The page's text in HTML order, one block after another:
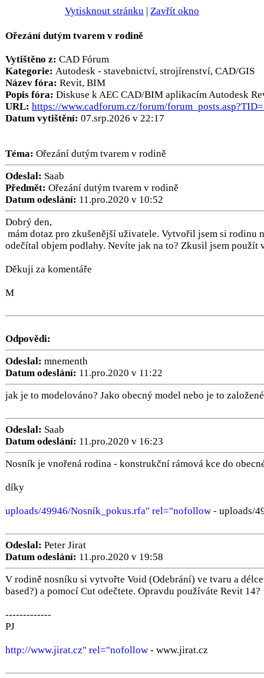
Vytisknout stránku | Zavřít okno
Ořezání dutým tvarem v rodině
Vytištěno z: CAD Fórum
Kategorie: Autodesk - stavebnictví, strojírenství, CAD/GIS
Název fóra: Revit, BIM
Popis fóra: Diskuse k AEC CAD/BIM aplikacím Autodesk
URL: https://www.cadforum.cz/forum/
Datum vytištění: 07.srp.2026 v 22:17
Téma: Ořezání dutým tvarem v rodině
Odeslal: Saab
Předmět: Ořezání dutým tvarem v rodině
Datum odeslání: 11.pro.2020 v 10:52
Dobrý den,
mám dotaz pro zkušenější uživatele. Vytvořil jsem si
odečítal objem podlahy. Nevíte jak na to? Zkusil jsem
Děkuji za komentáře
M
Odpovědi:
Odeslal: mnementh
Datum odeslání: 11.pro.2020 v 11:22
jak je to modelováno? Jako obecný model nebo je to
Odeslal: Saab
Datum odeslání: 11.pro.2020 v 16:23
Nosník je vnořená rodina - konstrukční rámová kce do
díky
uploads/49946/Nosník_pokus.rfa" rel="nofollow - uploads/
Odeslal: Peter Jirat
Datum odeslání: 11.pro.2020 v 19:58
V rodině nosníku si vytvořte Void (Odebrání) ve tvaru a
based?) a pomocí Cut odečtete. Opravdu používáte Revit 14?
-------------
PJ
http://www.jirat.cz" rel="nofollow - www.jirat.cz